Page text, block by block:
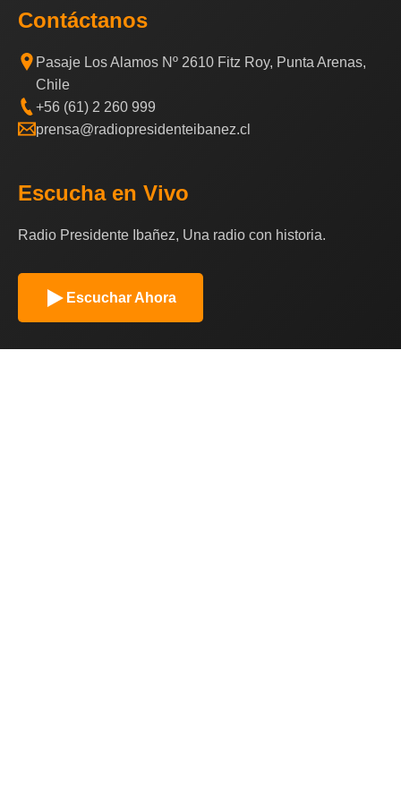
Contáctanos
Pasaje Los Alamos Nº 2610 Fitz Roy, Punta Arenas,
Chile
+56 (61) 2 260 999
prensa@radiopresidenteibanez.cl
Escucha en Vivo
Radio Presidente Ibañez, Una radio con historia.
Escuchar Ahora